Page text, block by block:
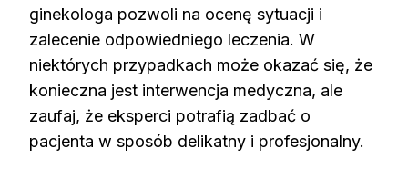
ginekologa pozwoli na ocenę sytuacji i
zalecenie odpowiedniego leczenia. W
niektórych przypadkach może okazać się, że
konieczna jest interwencja medyczna, ale
zaufaj, że eksperci potrafią zadbać o
pacjenta w sposób delikatny i profesjonalny.